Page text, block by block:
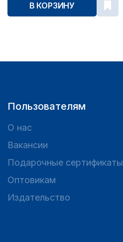
В КОРЗИНУ
Пользователям
О нас
Вакансии
Подарочные сертификаты
Оптовикам
Издательство